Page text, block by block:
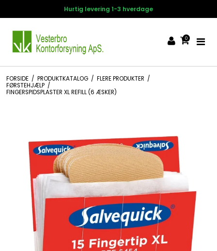
0
FORSIDE / PRODUKTKATALOG / FLERE PRODUKTER /
FØRSTEHJÆLP /
FINGERSPIDSPLASTER XL REFILL (6 ÆSKER)